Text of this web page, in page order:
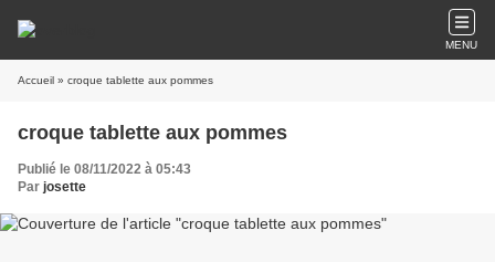
MENU
Accueil » croque tablette aux pommes
croque tablette aux pommes
Publié le 08/11/2022 à 05:43
Par josette